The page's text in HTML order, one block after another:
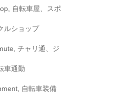
自転車屋、スポ
ルショップ
チャリ通、ジ
車通勤
自転車装備